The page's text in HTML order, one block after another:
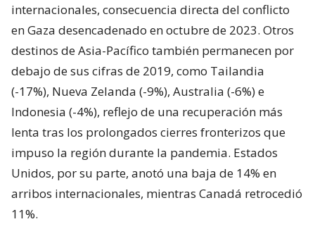
internacionales, consecuencia directa del conflicto
en Gaza desencadenado en octubre de 2023. Otros
destinos de Asia-Pacífico también permanecen por
debajo de sus cifras de 2019, como Tailandia
(-17%), Nueva Zelanda (-9%), Australia (-6%) e
Indonesia (-4%), reflejo de una recuperación más
lenta tras los prolongados cierres fronterizos que
impuso la región durante la pandemia. Estados
Unidos, por su parte, anotó una baja de 14% en
arribos internacionales, mientras Canadá retrocedió
11%.